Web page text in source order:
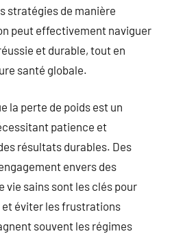
stratégies de manière
peut effectivement naviguer
et durable, tout en
santé globale.
la perte de poids est un
patience et
résultats durables. Des
envers des
vie sains sont les clés pour
éviter les frustrations
souvent les régimes